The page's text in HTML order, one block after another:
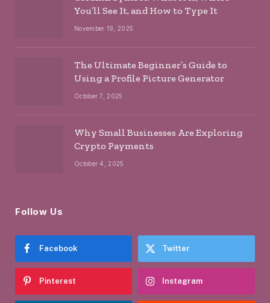
You’ll See It, and How to Type It
November 19, 2025
The Ultimate Beginner’s Guide to
Using a Profile Picture Generator
October 7, 2025
Why Small Businesses Are Exploring
Crypto Payments
October 4, 2025
Follow Us
Facebook Twitter
Pinterest Instagram